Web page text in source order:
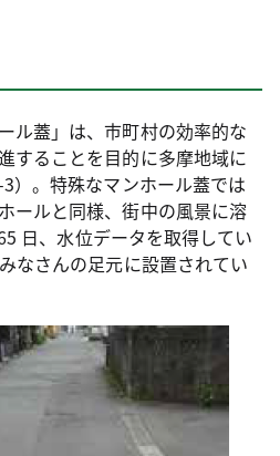
ル蓋」は、市町村の効率的な
することを目的に多摩地域に
）。特殊なマンホール蓋では
ールと同様、街中の風景に溶
日、水位データを取得してい
なさんの足元に設置されてい